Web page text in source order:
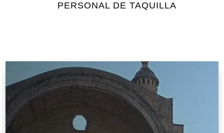
PERSONAL DE TAQUILLA